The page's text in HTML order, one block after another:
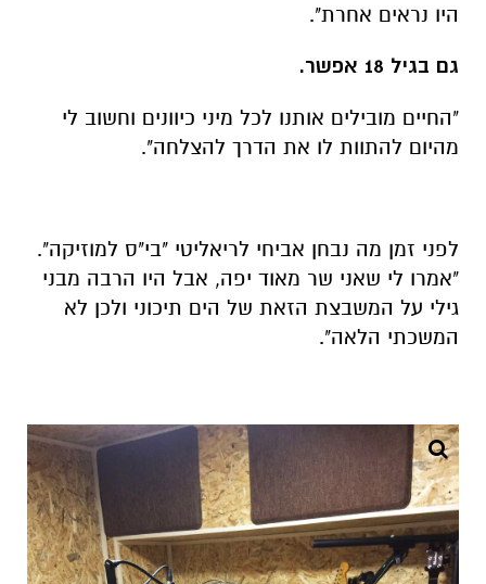
היו נראים אחרת".
גם בגיל 18 אפשר.
"החיים מובילים אותנו לכל מיני כיוונים וחשוב לי
מהיום להתוות לו את הדרך להצלחה".
לפני זמן מה נבחן אביחי לריאליטי "בי"ס למוזיקה".
"אמרו לי שאני שר מאוד יפה, אבל היו הרבה מבני
גילי על המשבצת הזאת של הים תיכוני ולכן לא
המשכתי הלאה".